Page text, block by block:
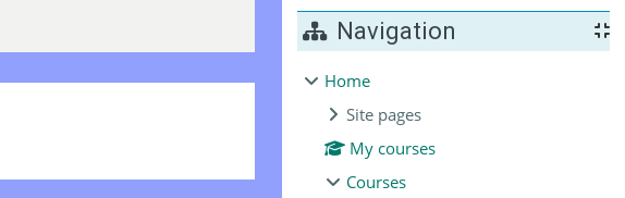
Blocks
Navigation
Home
Site pages
My courses
Courses